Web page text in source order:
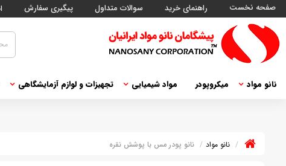
صفحه نخست راهنمای خرید سوالات متداول پیگیری سفارش
نانو مواد میکروپودر مواد شیمیایی تجهیزات و لوازم آزمایشگاهی
نانو مواد نانو پودر مس با پوشش نقره